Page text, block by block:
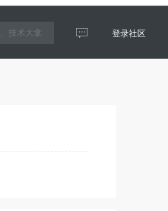
登录社区